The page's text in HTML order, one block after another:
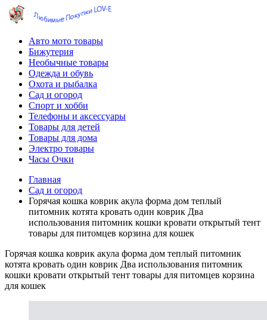
Авто мото товары
Бижутерия
Необычные товары
Одежда и обувь
Охота и рыбалка
Сад и огород
Спорт и хобби
Телефоны и аксессуары
Товары для детей
Товары для дома
Электро товары
Часы Очки
Главная
Сад и огород
Горячая кошка коврик акула форма дом теплый
питомник котята кровать один коврик Два
использования питомник кошки кровати открытый тент
товары для питомцев корзина для кошек
Горячая кошка коврик акула форма дом теплый питомник
котята кровать один коврик Два использования питомник
кошки кровати открытый тент товары для питомцев корзина
для кошек